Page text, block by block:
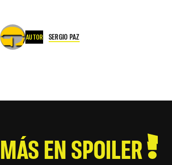
AUTOR SERGIO PAZ
MÁS EN SPOILER